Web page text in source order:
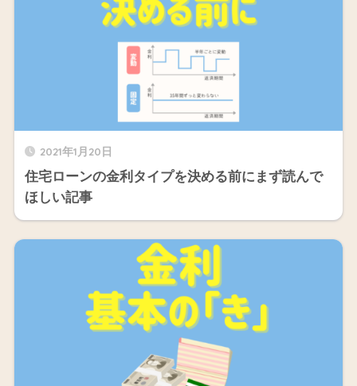
2021年1月20日
住宅ローンの金利タイプを決める前にまず読んで
ほしい記事